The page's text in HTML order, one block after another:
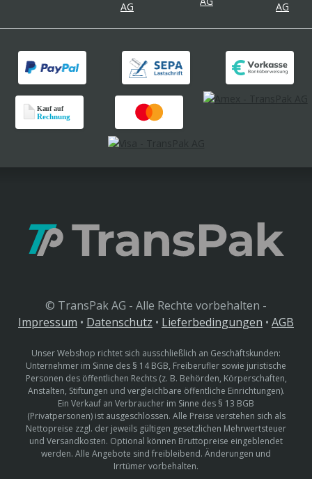
© TransPak AG - Alle Rechte vorbehalten -
Impressum • Datenschutz • Lieferbedingungen • AGB
Unser Webshop richtet sich ausschließlich an Geschäftskunden:
Unternehmer im Sinne des § 14 BGB, Freiberufler sowie juristische
Personen des öffentlichen Rechts (z. B. Behörden, Körperschaften,
Anstalten, Stiftungen und vergleichbare öffentliche Einrichtungen).
Ein Verkauf an Verbraucher im Sinne des § 13 BGB
(Privatpersonen) ist ausgeschlossen. Alle Preise verstehen sich als
Nettopreise zzgl. der jeweils gültigen gesetzlichen Mehrwertsteuer
und Versandkosten. Optional können Bruttopreise eingeblendet
werden. Alle Angebote sind freibleibend. Änderungen und
Irrtümer vorbehalten.